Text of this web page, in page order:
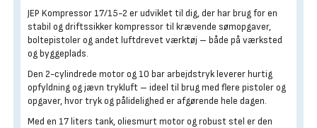
JEP Kompressor 17/15-2 er udviklet til dig, der har brug for en
stabil og driftssikker kompressor til krævende sømopgaver,
boltepistoler og andet luftdrevet værktøj – både på værksted
og byggeplads.
Den 2-cylindrede motor og 10 bar arbejdstryk leverer hurtig
opfyldning og jævn trykluft – ideel til brug med flere pistoler og
opgaver, hvor tryk og pålidelighed er afgørende hele dagen.
Med en 17 liters tank, oliesmurt motor og robust stel er den